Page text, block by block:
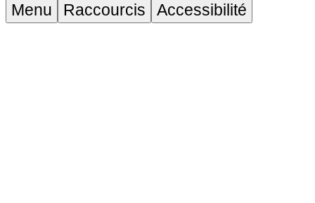
Menu
Raccourcis Accessibilité